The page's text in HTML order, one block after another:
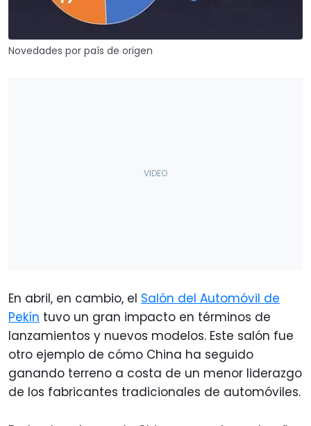
Novedades por país de origen
En abril, en cambio, el Salón del Automóvil de
Pekín tuvo un gran impacto en términos de
lanzamientos y nuevos modelos. Este salón fue
otro ejemplo de cómo China ha seguido
ganando terreno a costa de un menor liderazgo
de los fabricantes tradicionales de automóviles.